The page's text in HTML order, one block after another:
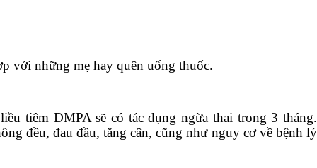
với những mẹ hay quên uống thuốc.
tiêm DMPA sẽ có tác dụng ngừa thai trong 3 tháng.
đều, đau đầu, tăng cân, cũng như nguy cơ về bệnh lý